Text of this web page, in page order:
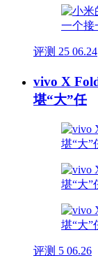
评测 25 06.24
vivo X
堪“大”任
评测 5 06.26